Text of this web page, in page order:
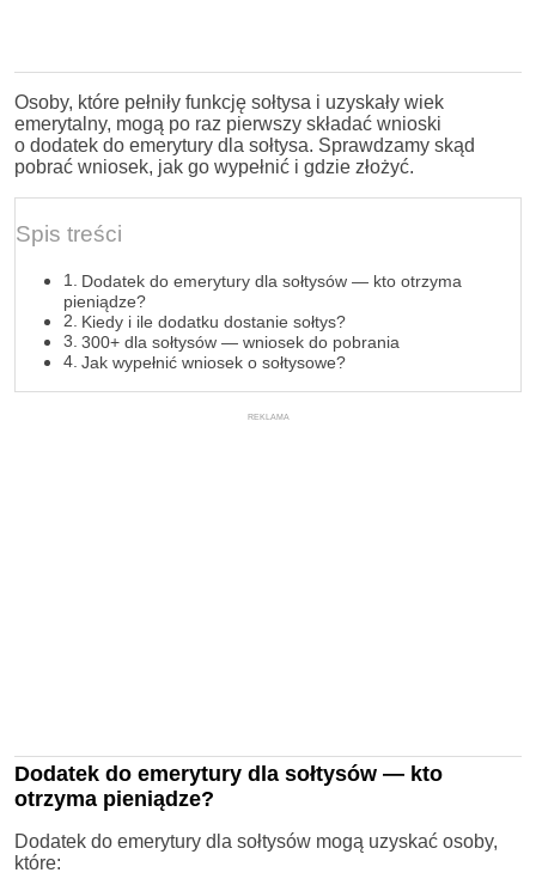
Osoby, które pełniły funkcję sołtysa i uzyskały wiek
emerytalny, mogą po raz pierwszy składać wnioski
o dodatek do emerytury dla sołtysa. Sprawdzamy skąd
pobrać wniosek, jak go wypełnić i gdzie złożyć.
Spis treści
Dodatek do emerytury dla sołtysów — kto otrzyma
pieniądze?
Kiedy i ile dodatku dostanie sołtys?
300+ dla sołtysów — wniosek do pobrania
Jak wypełnić wniosek o sołtysowe?
REKLAMA
Dodatek do emerytury dla sołtysów — kto
otrzyma pieniądze?
Dodatek do emerytury dla sołtysów mogą uzyskać osoby,
które: